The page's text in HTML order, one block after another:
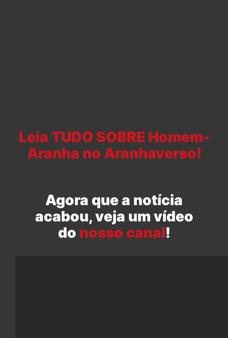
Leia TUDO SOBRE Homem-
Aranha no Aranhaverso!
Agora que a notícia
acabou, veja um vídeo
do nosso canal!